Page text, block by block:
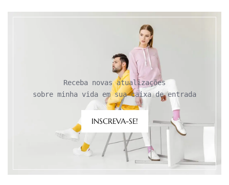
Receba novas atualizações
sobre minha vida em sua caixa de entrada
INSCREVA-SE!